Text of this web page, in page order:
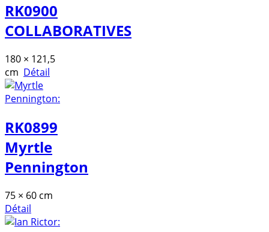
RK0900
COLLABORATIVES
180 × 121,5
cm Détail
RK0899
Myrtle
Pennington
75 × 60 cm
Détail